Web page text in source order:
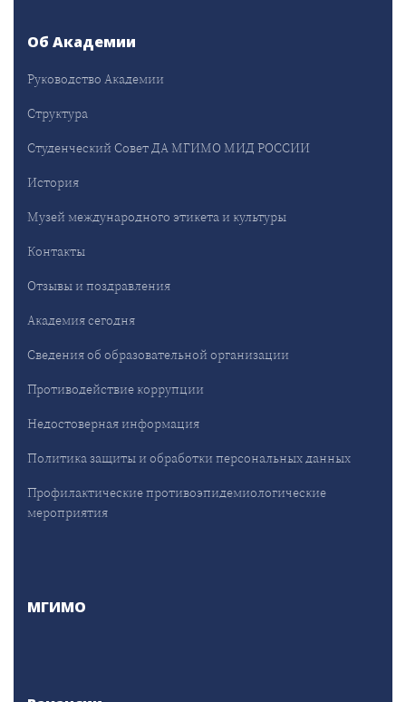
Об Академии
Руководство Академии
Структура
Студенческий Совет ДА МГИМО МИД РОССИИ
История
Музей международного этикета и культуры
Контакты
Отзывы и поздравления
Академия сегодня
Сведения об образовательной организации
Противодействие коррупции
Недостоверная информация
Политика защиты и обработки персональных данных
Профилактические противоэпидемиологические
мероприятия
МГИМО